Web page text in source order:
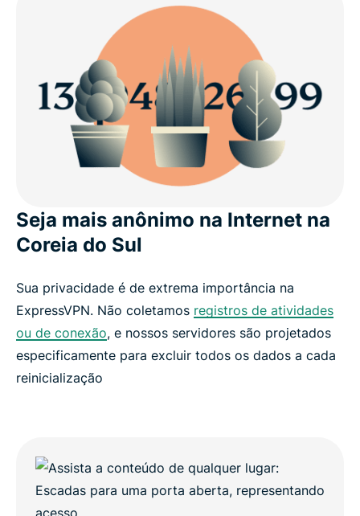
Seja mais anônimo na Internet na
Coreia do Sul
Sua privacidade é de extrema importância na
ExpressVPN. Não coletamos registros de atividades
ou de conexão, e nossos servidores são projetados
especificamente para excluir todos os dados a cada
reinicialização